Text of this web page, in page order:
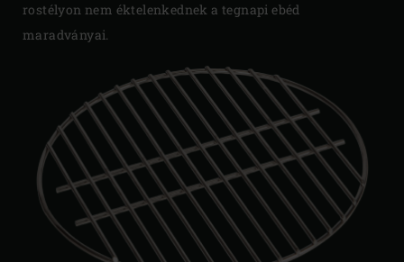
rostélyon nem éktelenkednek a tegnapi ebéd
maradványai.